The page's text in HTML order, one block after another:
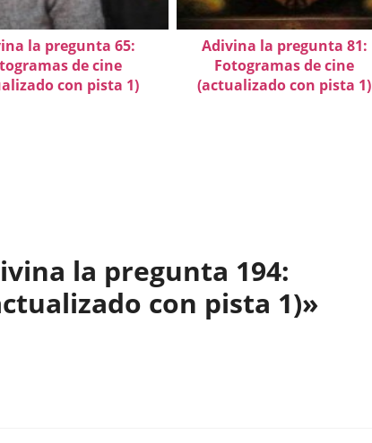
la pregunta 65:
de cine
con pista 1)
Adivina la pregunta 81:
Fotogramas de cine
(actualizado con pista 1)
la pregunta 194:
con pista 1)»